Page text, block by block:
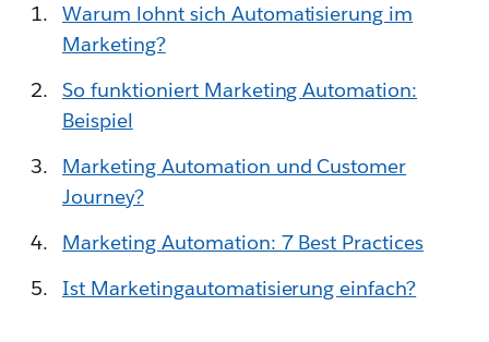
Warum lohnt sich Automatisierung im
Marketing?
So funktioniert Marketing Automation:
Beispiel
Marketing Automation und Customer
Journey?
Marketing Automation: 7 Best Practices
Ist Marketingautomatisierung einfach?